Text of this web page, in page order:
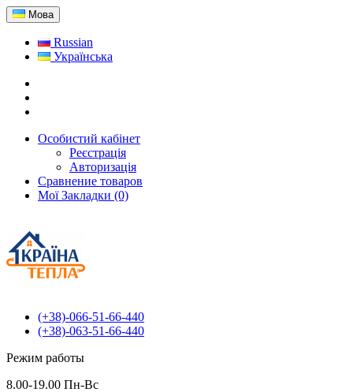
Мова
Russian
Українська
Особистий кабінет
Реєстрація
Авторизація
Сравнение товаров
Мої Закладки (0)
(+38)-066-51-66-440
(+38)-063-51-66-440
Режим работы
8.00-19.00 Пн-Вс